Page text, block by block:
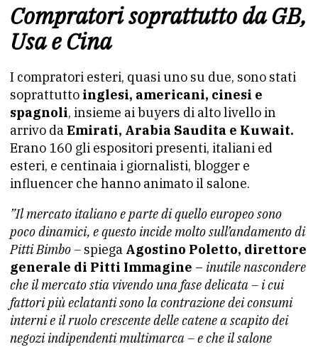
Compratori soprattutto da GB,
Usa e Cina
I compratori esteri, quasi uno su due, sono stati
soprattutto inglesi, americani, cinesi e
spagnoli, insieme ai buyers di alto livello in
arrivo daEmirati, Arabia Saudita e Kuwait.
Erano 160 gli espositori presenti, italiani ed
esteri, e centinaia i giornalisti, blogger e
influencer che hanno animato il salone.
”Il mercato italiano e parte di quello europeo sono
poco dinamici, e questo incide molto sull’andamento di
Pitti Bimbo – spiega Agostino Poletto, direttore
generale di Pitti Immagine – inutile nascondere
che il mercato stia vivendo una fase delicata– i cui
fattori più eclatanti sono la contrazione dei consumi
interni e il ruolo crescente delle catene a scapito dei
negoziindipendenti multimarca – e che il salone